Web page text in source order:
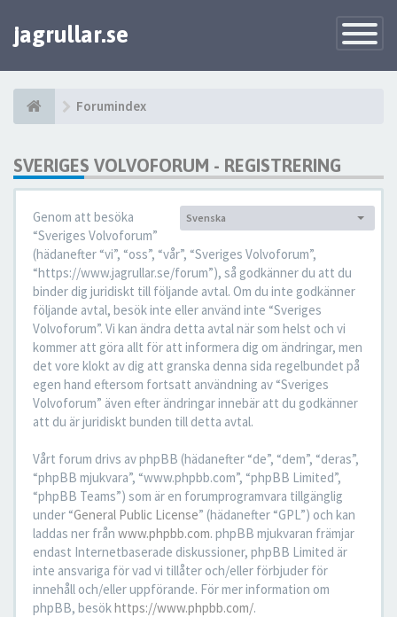
Toggle
jagrullar.se
Forumindex
SVERIGES VOLVOFORUM - REGISTRERING
Språk:
Svenska
Genom att besöka
“Sveriges Volvoforum”
(hädanefter “vi”, “oss”, “vår”, “Sveriges Volvoforum”,
“https://www.jagrullar.se/forum”), så godkänner du att du
binder dig juridiskt till följande avtal. Om du inte godkänner
följande avtal, besök inte eller använd inte “Sveriges
Volvoforum”. Vi kan ändra detta avtal när som helst och vi
kommer att göra allt för att informera dig om ändringar, men
det vore klokt av dig att granska denna sida regelbundet på
egen hand eftersom fortsatt användning av “Sveriges
Volvoforum” även efter ändringar innebär att du godkänner
att du är juridiskt bunden till detta avtal.
Vårt forum drivs av phpBB (hädanefter “de”, “dem”, “deras”,
“phpBB mjukvara”, “www.phpbb.com”, “phpBB Limited”,
“phpBB Teams”) som är en forumprogramvara tillgänglig
under “General Public License” (hädanefter “GPL”) och kan
laddas ner från www.phpbb.com. phpBB mjukvaran främjar
endast Internetbaserade diskussioner, phpBB Limited är
inte ansvariga för vad vi tillåter och/eller förbjuder för
innehåll och/eller uppförande. För mer information om
phpBB, besökhttps://www.phpbb.com/.